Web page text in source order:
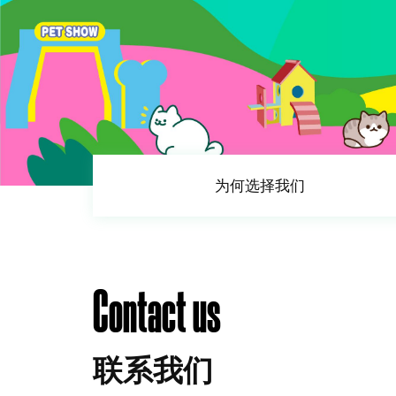
为何选择我们
Contact us
联系我们